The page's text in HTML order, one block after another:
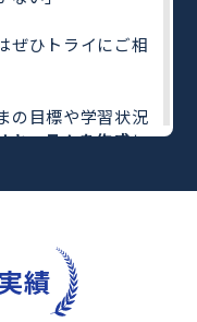
ぜひトライにご相
の目標や学習状況
キュラムを作成し
教師がわかるまで
わかる「AI学習診
をナビゲートする
コンテンツが
績